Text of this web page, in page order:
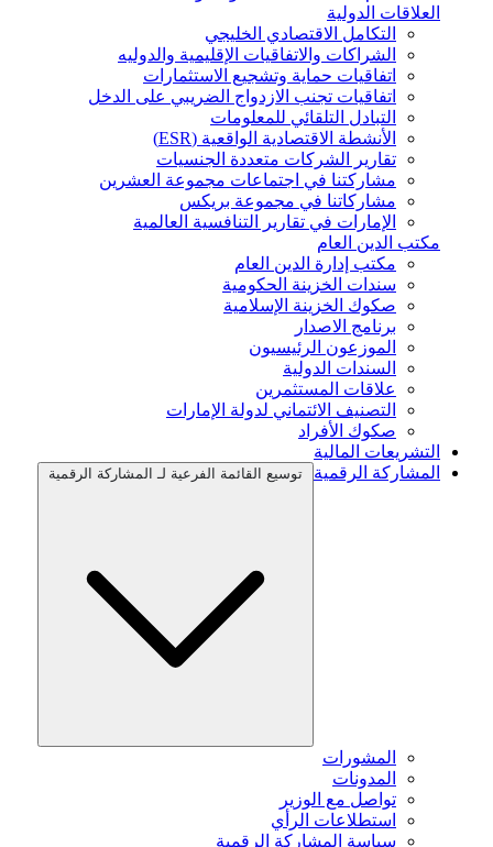
العلاقات الدولية
التكامل الاقتصادي الخليجي
الشراكات والاتفاقيات الإقليمية والدوليه
اتفاقيات حماية وتشجيع الاستثمارات
اتفاقيات تجنب الازدواج الضريبي على الدخل
التبادل التلقائي للمعلومات
الأنشطة الاقتصادية الواقعية (ESR)
تقارير الشركات متعددة الجنسيات
مشاركتنا في اجتماعات مجموعة العشرين
مشاركاتنا في مجموعة بريكس
الإمارات في تقارير التنافسية العالمية
مكتب الدين العام
مكتب إدارة الدين العام
سندات الخزينة الحكومية
صكوك الخزينة الإسلامية
برنامج الاصدار
الموزعون الرئيسيون
السندات الدولية
علاقات المستثمرين
التصنيف الائتماني لدولة الإمارات
صكوك الأفراد
التشريعات المالية
المشاركة الرقمية
توسيع القائمة الفرعية لـ المشاركة الرقمية
المشورات
المدونات
تواصل مع الوزير
استطلاعات الرأي
سياسة المشاركة الرقمية